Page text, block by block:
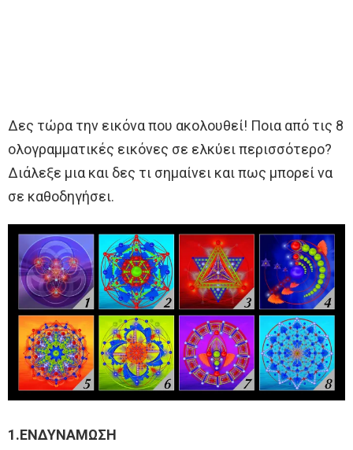
Δες τώρα την εικόνα που ακολουθεί! Ποια από τις 8
ολογραμματικές εικόνες σε ελκύει περισσότερο?
Διάλεξε μια και δες τι σημαίνει και πως μπορεί να
σε καθοδηγήσει.
1.ΕΝΔΥΝΑΜΩΣΗ